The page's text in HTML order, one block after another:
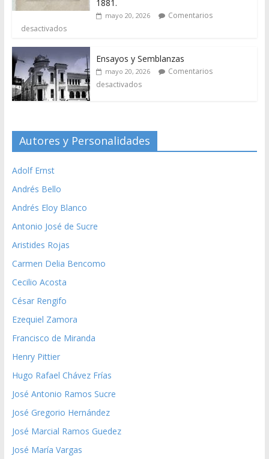
1881.
mayo 20, 2026
Comentarios
desactivados
Ensayos y Semblanzas
mayo 20, 2026
Comentarios
desactivados
Autores y Personalidades
Adolf Ernst
Andrés Bello
Andrés Eloy Blanco
Antonio José de Sucre
Aristides Rojas
Carmen Delia Bencomo
Cecilio Acosta
César Rengifo
Ezequiel Zamora
Francisco de Miranda
Henry Pittier
Hugo Rafael Chávez Frías
José Antonio Ramos Sucre
José Gregorio Hernández
José Marcial Ramos Guedez
José María Vargas